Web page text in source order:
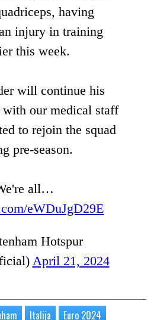
having
injury in training
this week.
will continue his
our medical staff
to rejoin the squad
pre-season.
all…
eWDuJgD29E
Hotspur
April 21, 2024
Italija Euro 2024